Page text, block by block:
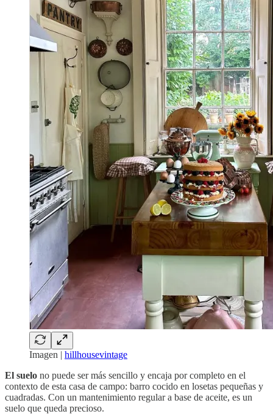
Imagen | hillhousevintage
El suelo no puede ser más sencillo y encaja por completo en el
contexto de esta casa de campo: barro cocido en losetas pequeñas y
cuadradas. Con un mantenimiento regular a base de aceite, es un
suelo que queda precioso.